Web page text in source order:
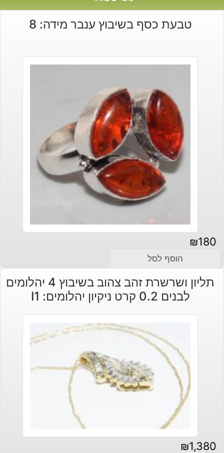
טבעת כסף בשיבוץ ענבר מידה: 8
₪180
הוסף לסל
תליון ושרשרת זהב צהוב בשיבוץ 4 יהלומים
לבנים 0.2 קרט ניקיון יהלומים: I1
₪1,380